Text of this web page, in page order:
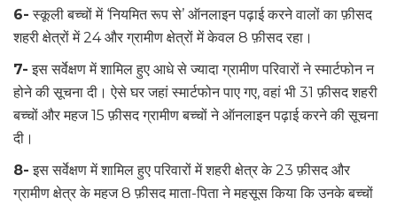
6- स्कूली बच्चों में ‘नियमित रूप से’ ऑनलाइन पढ़ाई करने वालों का फ़ीसद
शहरी क्षेत्रों में 24 और ग्रामीण क्षेत्रों में केवल 8 फ़ीसद रहा।
7- इस सर्वेक्षण में शामिल हुए आधे से ज्यादा ग्रामीण परिवारों ने स्मार्टफोन न
होने की सूचना दी। ऐसे घर जहां स्मार्टफोन पाए गए, वहां भी 31 फ़ीसद शहरी
बच्चों और महज 15 फ़ीसद ग्रामीण बच्चों ने ऑनलाइन पढ़ाई करने की सूचना
दी।
8- इस सर्वेक्षण में शामिल हुए परिवारों में शहरी क्षेत्र के 23 फ़ीसद और
ग्रामीण क्षेत्र के महज 8 फ़ीसद माता-पिता ने महसूस किया कि उनके बच्चों